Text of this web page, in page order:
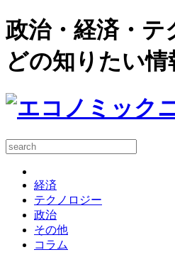
政治・経済・テ
どの知りたい
経済
テクノロジー
政治
その他
コラム